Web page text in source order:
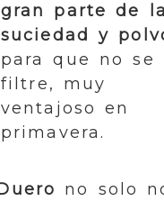
gran parte de la
suciedad y
para que no se
filtre, muy
ventajoso en
primavera.
no solo